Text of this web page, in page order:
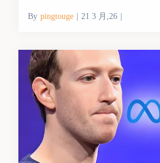
By pingtouge | 21 3 月,26 |